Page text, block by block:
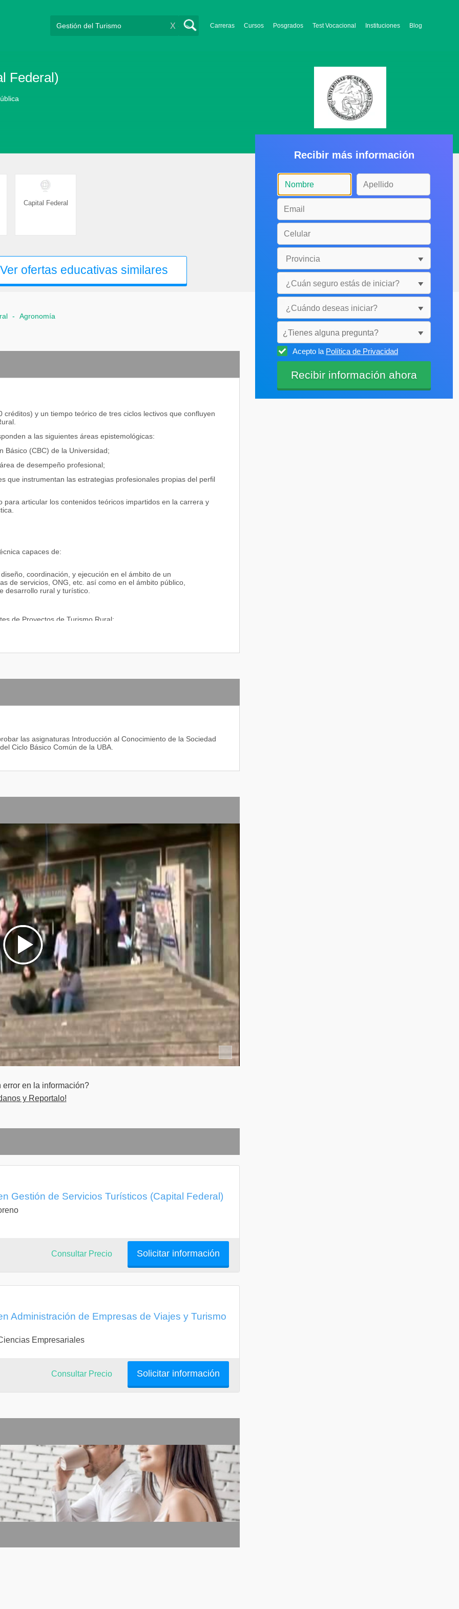
Carreras Cursos Posgrados Test Vocacional Instituciones Blog
X
Federal)
Capital Federal
Ver ofertas educativas similares
- Agronomía
y un tiempo teórico de tres ciclos lectivos que confluyen
a las siguientes áreas epistemológicas:
Básico (CBC) de la Universidad;
de desempeño profesional;
que instrumentan las estrategias profesionales propias del perfil
articular los contenidos teóricos impartidos en la carrera y
capaces de:
coordinación, y ejecución en el ámbito de un
de servicios, ONG, etc. así como en el ámbito público,
desarrollo rural y turístico.
de Proyectos de Turismo Rural;
Turismo Rural que permitan generar ventajas competitivas en las
turísticos en el ámbito rural que puedan ofrecer actividades y
es un profesional preparado para desempeñarse con solvencia y
público y privado para cumplir con las tareas de
de acuerdo con las relaciones económicas vigentes,
de los recursos, haciéndolos sustentables en el tiempo,
de la organización y ejecución de actividades
en su ámbito de intervención profesional,
demás aspectos vinculados a la promoción y difusión de
los valores y bienes morales que se hallan presentes en la
los criterios de sustentabilidad económica, social y
para:
Rural teniendo en cuenta el criterio racional y sostenible
con un enfoque ético de sustentabilidad económica, social y
las asignaturas Introducción al Conocimiento de la Sociedad
Ciclo Básico Común de la UBA.
error en la información?
y Reportalo!
Gestión de Servicios Turísticos (Capital Federal)
Solicitar información
Consultar Precio
Administración de Empresas de Viajes y Turismo
Empresariales
Solicitar información
Consultar Precio
Recibir más información
¿Tienes alguna pregunta?
Selecciónala
Acepto la Política de Privacidad